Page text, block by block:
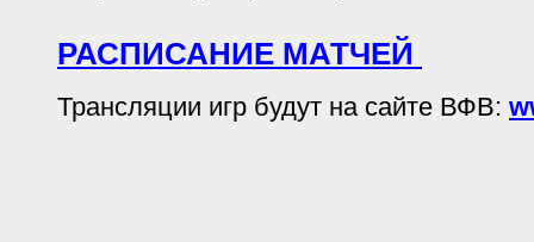
РАСПИСАНИЕ МАТЧЕЙ
Трансляции игр будут на сайте ВФВ: